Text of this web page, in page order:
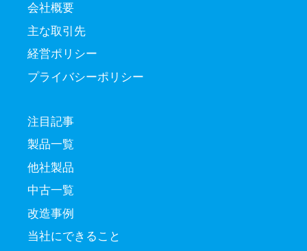
会社概要
主な取引先
経営ポリシー
プライバシーポリシー
注目記事
製品一覧
他社製品
中古一覧
改造事例
当社にできること